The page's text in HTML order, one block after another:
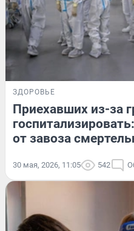
ЗДОРОВЬЕ
Приехавших из-за
от завоза
30 мая, 2026, 11:05 542